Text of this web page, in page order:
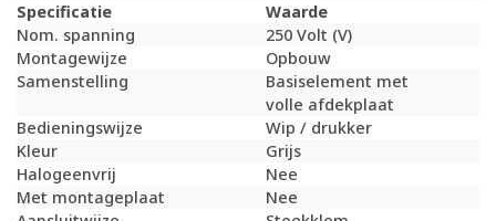
Specificatie
Waarde
Nom. spanning
250 Volt (V)
Montagewijze
Opbouw
Samenstelling
Basiselement met
volle afdekplaat
Bedieningswijze
Wip / drukker
Kleur
Grijs
Halogeenvrij
Nee
Met montageplaat
Nee